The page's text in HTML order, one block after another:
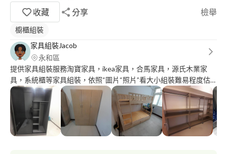
收藏
分享 檢舉
櫥櫃組裝
家具組裝Jacob
永和區
提供家具組裝服務淘寶家具，ikea家具，合馬家具，源氏木業家
具，系統櫃等家具組裝，依照“圖片“照片”看大小組裝難易程度估
價這樣子。 資料裡面有些案例圖片可以參考 ∆舊家具拆裝沒運送服
務